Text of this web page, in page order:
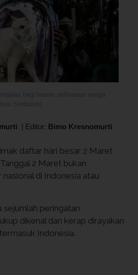
| Editor: Bimo Kresnomurti
daftar hari besar 2 Maret
2 Maret bukan
di Indonesia atau
sejumlah peringatan
dikenal dan kerap dirayakan
Indonesia.